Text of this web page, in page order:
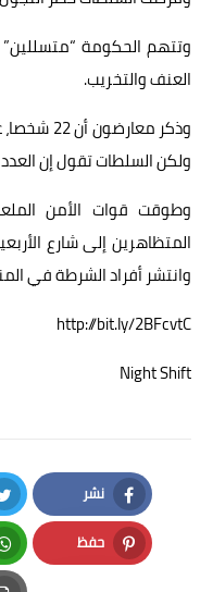
وتتهم الحكومة
العنف والتخريب.
وذكر
ولكن السلطات تقول إن
وطوقت قوات الأمن
المتظاهرين إلى شارع
وانتشر أفراد الشرطة في
http://bit.ly/2BFcvtC
Night Shift
نشر
Facebook
حفظ
Pinterest